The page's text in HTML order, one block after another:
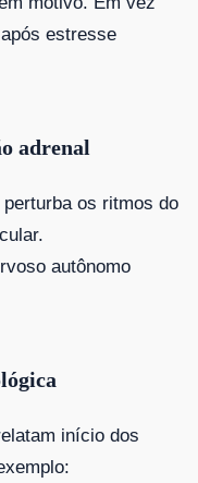
estresse
adrenal
os ritmos do
autônomo
início dos